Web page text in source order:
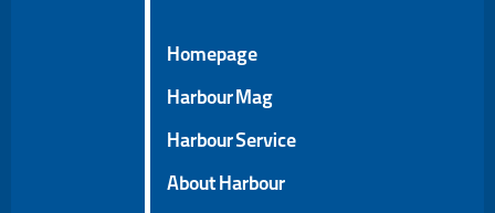
Homepage
Harbour Mag
Harbour Service
About Harbour